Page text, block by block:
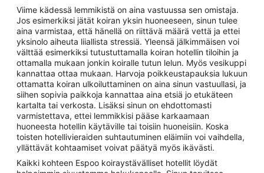
Viime kädessä lemmikistä on aina vastuussa sen omistaja.
Jos esimerkiksi jätät koiran yksin huoneeseen, sinun tulee
aina varmistaa, että hänellä on riittävä määrä vettä ja ettei
yksinolo aiheuta liiallista stressiä. Yleensä jälkimmäisen voi
välttää esimerkiksi tutustuttamalla koiran hotellin tiloihin ja
ottamalla mukaan jonkin koiralle tutun lelun. Myös vesikuppi
kannattaa ottaa mukaan. Harvoja poikkeustapauksia lukuun
ottamatta koiran ulkoiluttaminen on aina sinun vastuullasi, ja
siihen sopivia paikkoja kannattaa aina etsiä jo etukäteen
kartalta tai verkosta. Lisäksi sinun on ehdottomasti
varmistettava, ettei lemmikkisi pääse karkaamaan
huoneesta hotellin käytäville tai toisiin huoneisiin. Koska
toisten hotellivieraiden suhtautuminen eläimiin voi vaihdella,
yllättävät kohtaamiset voivat päätyä myös ikävästi.
Kaikki kohteen Espoo koiraystävälliset hotellit löydät